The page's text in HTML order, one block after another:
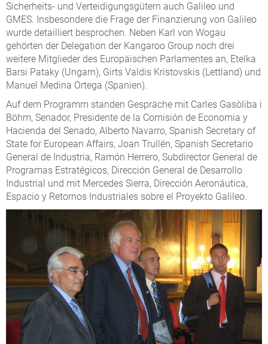
Sicherheits- und Verteidigungsgütern auch Galileo und
GMES. Insbesondere die Frage der Finanzierung von Galileo
wurde detailliert besprochen. Neben Karl von Wogau
gehörten der Delegation der Kangaroo Group noch drei
weitere Mitglieder des Europäischen Parlamentes an, Etelka
Barsi Pataky (Ungarn), Girts Valdis Kristovskis (Lettland) und
Manuel Medina Ortega (Spanien).
Auf dem Programm standen Gespräche mit Carles Gasòliba i
Böhm, Senador, Presidente de la Comisión de Economia y
Hacienda del Senado, Alberto Navarro, Spanish Secretary of
State for European Affairs, Joan Trullén, Spanish Secretario
General de Industria, Ramón Herrero, Subdirector General de
Programas Estratégicos, Dirección General de Desarrollo
Industrial und mit Mercedes Sierra, Dirección Aeronáutica,
Espacio y Retornos Industriales sobre el Proyekto Galileo.